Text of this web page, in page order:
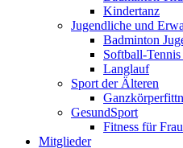
Kindertanz
Jugendliche und
Badminton
Softball-
Langlauf
Sport der Älteren
GesundSport
Fitness für
Mitglieder